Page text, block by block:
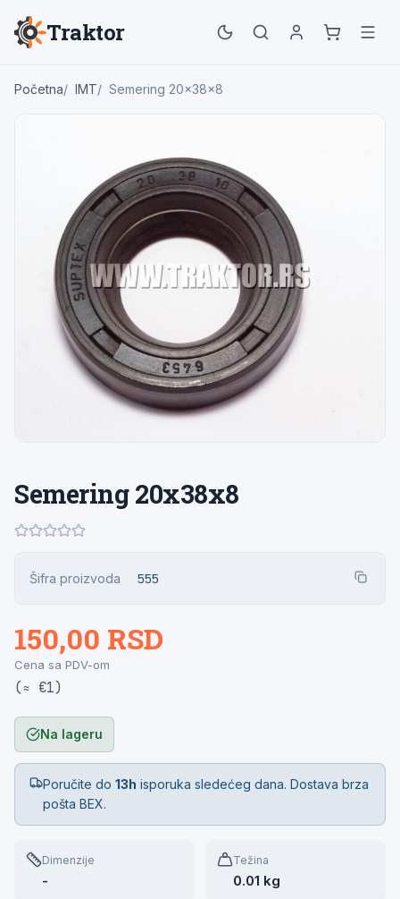
Traktor
Početna IMT Semering 20x38x8
Semering 20x38x8
Šifra proizvoda 555
150,00 RSD
Cena sa PDV-om
(≈ €1)
Na lageru
Poručite do13h isporuka sledećeg dana. Dostava brza
pošta BEX.
Dimenzije
-
Težina
0.01 kg